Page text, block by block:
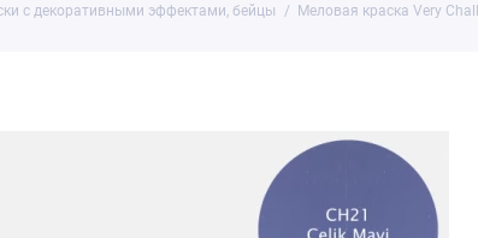
с декоративными эффектами, бейцы Меловая краска Very